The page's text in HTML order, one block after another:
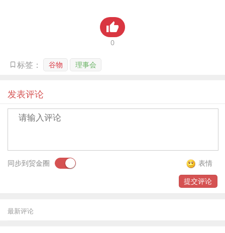
0
标签： 谷物 理事会
发表评论
同步到贸金圈
表情
提交评论
最新评论